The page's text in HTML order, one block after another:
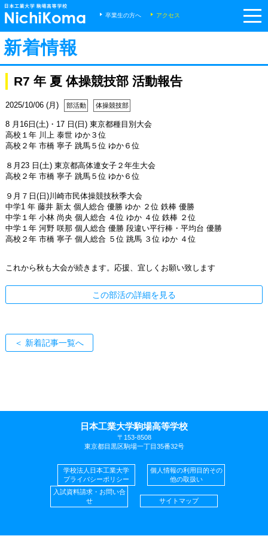
卒業生の方へ アクセス
新着情報
R7 年 夏 体操競技部 活動報告
2025/10/06 (月) 部活動 体操競技部
8 月16日(土)・17 日(日) 東京都種目別大会
高校１年 川上 泰世 ゆか３位
高校２年 市橋 寧子 跳馬５位 ゆか６位
８月23 日(土) 東京都高体連女子２年生大会
高校２年 市橋 寧子 跳馬５位 ゆか６位
９月７日(日)川崎市民体操競技秋季大会
中学1 年 藤井 新太 個人総合 優勝 ゆか ２位 鉄棒 優勝
中学１年 小林 尚央 個人総合 ４位 ゆか ４位 鉄棒 ２位
中学１年 河野 咲那 個人総合 優勝 段違い平行棒・平均台 優勝
高校２年 市橋 寧子 個人総合 ５位 跳馬 ３位 ゆか ４位
これから秋も大会が続きます。応援、宜しくお願い致します
この部活の詳細を見る
＜ 新着記事一覧へ
日本工業大学駒場高等学校
〒153-8508
東京都目黒区駒場一丁目35番32号
学校法人日本工業大学
プライバシーポリシー
個人情報の利用目的その
他の取扱い
入試資料請求・お問い合
せ
サイトマップ